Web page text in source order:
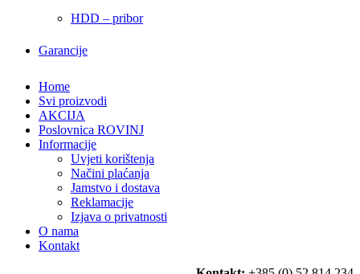
HDD – pribor
Garancije
Home
Svi proizvodi
AKCIJA
Poslovnica ROVINJ
Informacije
Uvjeti korištenja
Načini plaćanja
Jamstvo i dostava
Reklamacije
Izjava o privatnosti
O nama
Kontakt